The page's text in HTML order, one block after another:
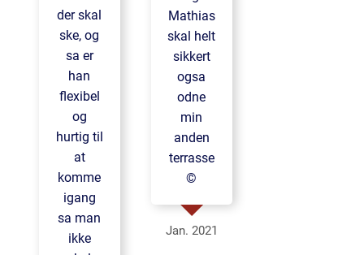
der skal
ske, og
sa er
han
flexibel
og
hurtig til
at
komme
igang
sa man
ikke
Mathias
skal helt
sikkert
ogsa
odne
min
anden
terrasse
©
Jan. 2021